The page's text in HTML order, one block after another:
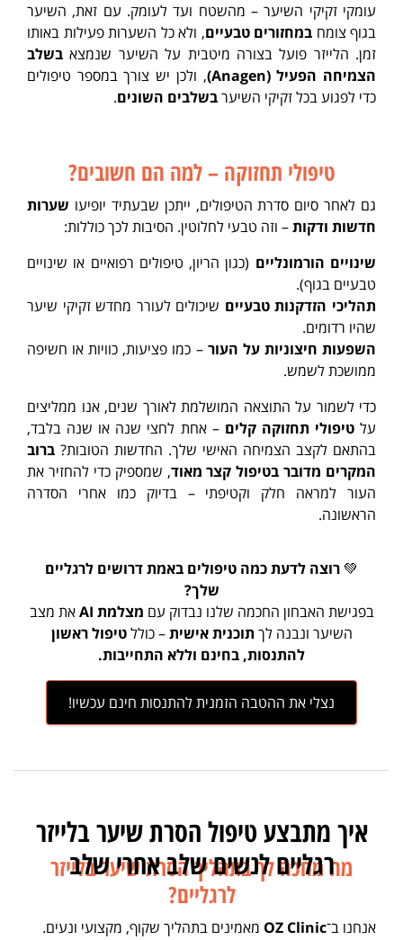
עומקי זקיקי השיער – מהשטח ועד לעומק. עם זאת, השיער
בגוף צומח במחזורים טבעיים, ולא כל השערות פעילות באותו
זמן. הלייזר פועל בצורה מיטבית על השיער שנמצא בשלב
הצמיחה הפעיל (Anagen)
, ולכן יש צורך במספר טיפולים
כדי לפגוע בכל זקיקי השיערבשלבים השונים.
טיפולי תחזוקה – למה הם חשובים?
גם לאחר סיום סדרת הטיפולים, ייתכן שבעתיד יופיעו שערות
חדשות ודקות– וזה טבעי לחלוטין. הסיבות לכך כוללות:
שינויים הורמונליים (כגון הריון, טיפולים רפואיים או שינויים
טבעיים בגוף).
תהליכי הזדקנות טבעיים שיכולים לעורר מחדש זקיקי שיער
שהיו רדומים.
השפעות חיצוניות על העור – כמו פציעות, כוויות או חשיפה
ממושכת לשמש.
כדי לשמור על התוצאה המושלמת לאורך שנים, אנו ממליצים
עלטיפולי תחזוקה קלים – אחת לחצי שנה או שנה בלבד,
בהתאם לקצב הצמיחה האישי שלך. החדשות הטובות? ברוב
המקרים מדובר בטיפול קצר מאוד, שמספיק כדי להחזיר את
העור למראה חלק וקטיפתי – בדיוק כמו אחרי הסדרה
הראשונה.
💚 רוצה לדעת כמה טיפולים באמת דרושים לרגליים
שלך?
בפגישת האבחון החכמה שלנו נבדוק עם מצלמת AI
את מצב
השיער ונבנה לך תוכנית אישית– כוללטיפול ראשון
להתנסות, בחינם וללא התחייבות.
נצלי את ההטבה הזמנית להתנסות חינם עכשיו!
מה מחכה לך בתהליך הסרת שיער בלייזר
לרגליים?
אנחנו ב־OZ Clinic מאמינים בתהליך שקוף, מקצועי ונעים.
איך מתבצע טיפול הסרת שיער בלייזר
רגליים לנשים שלב אחרי שלב